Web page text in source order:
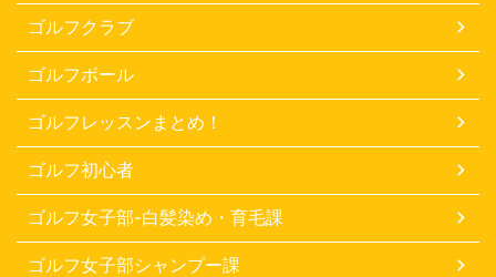
ゴルフクラブ
ゴルフボール
ゴルフレッスンまとめ！
ゴルフ初心者
ゴルフ女子部-白髪染め・育毛課
ゴルフ女子部シャンプー課